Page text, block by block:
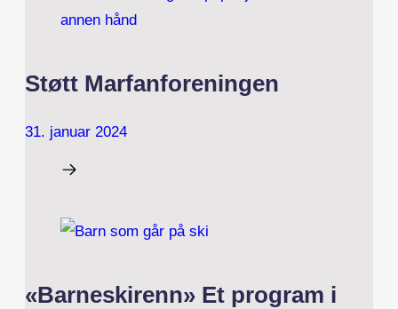
Støtt Marfanforeningen
31. januar 2024
«Barneskirenn» Et program i